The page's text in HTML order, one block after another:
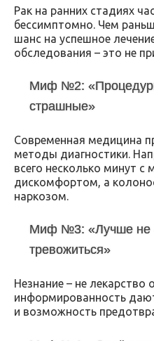
Рак на ранних стадиях
бессимптомно. Чем
шанс на успешное
обследования – это не
Миф №2:
страшные»
Современная медицина
методы диагностики.
всего несколько минут
дискомфортом, а
наркозом.
Миф №3: «Лучше не
тревожиться»
Незнание – не лекарство
информированность
и возможность